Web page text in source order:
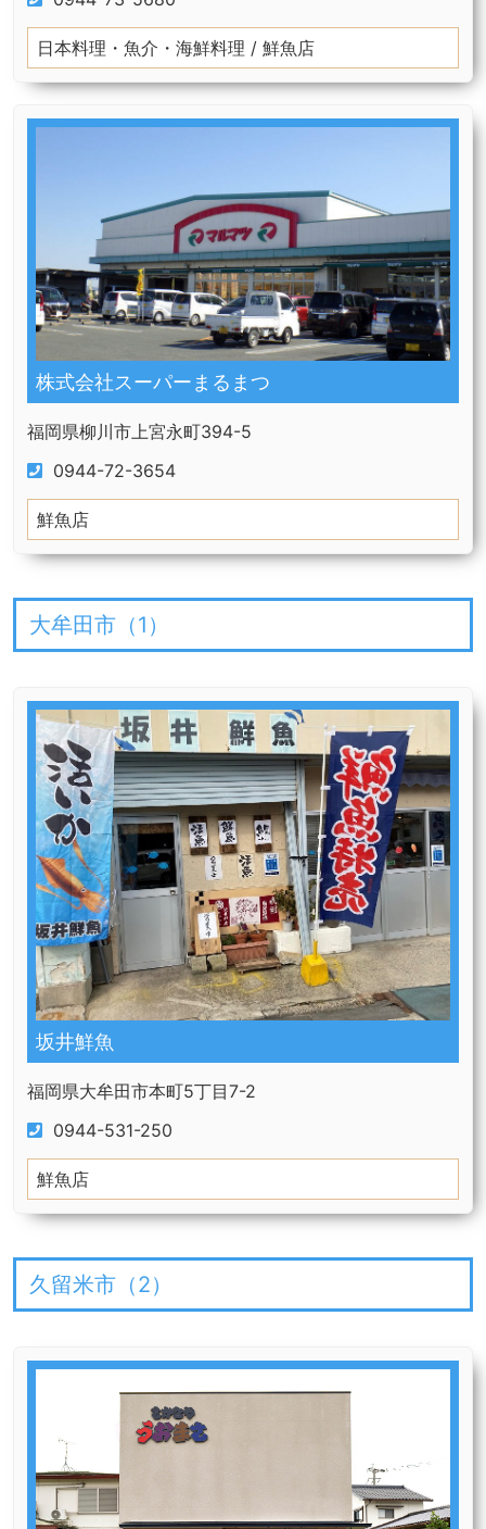
日本料理・魚介・海鮮料理 / 鮮魚店
株式会社スーパーまるまつ
福岡県柳川市上宮永町394-5
0944-72-3654
鮮魚店
大牟田市（1 ）
坂井鮮魚
福岡県大牟田市本町5丁目7-2
0944-531-250
鮮魚店
久留米市（2）